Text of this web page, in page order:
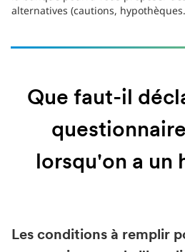
alternatives (cautions,
Que faut-il
lorsqu'on a un
Les conditions à remplir